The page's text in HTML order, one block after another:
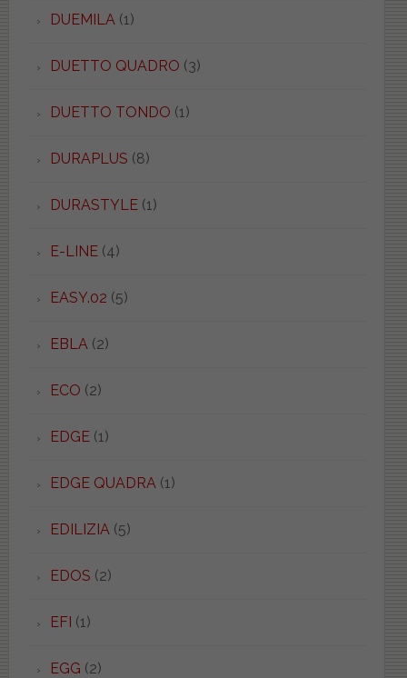
DUEMILA (1)
DUETTO QUADRO (3)
DUETTO TONDO (1)
DURAPLUS (8)
DURASTYLE(1)
E-LINE(4)
EASY.02 (5)
EBLA (2)
ECO (2)
EDGE(1)
EDGE QUADRA (1)
EDILIZIA (5)
EDOS (2)
EFI (1)
EGG (2)